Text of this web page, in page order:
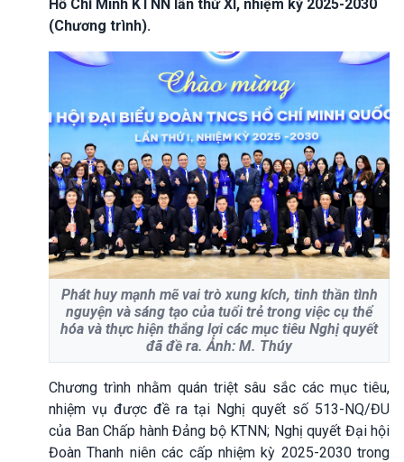
Hồ Chí Minh KTNN lần thứ XI, nhiệm kỳ 2025-2030
(Chương trình).
Phát huy mạnh mẽ vai trò xung kích, tinh thần tình
nguyện và sáng tạo của tuổi trẻ trong việc cụ thể
hóa và thực hiện thắng lợi các mục tiêu Nghị quyết
đã đề ra. Ảnh: M. Thúy
Chương trình nhằm quán triệt sâu sắc các mục tiêu,
nhiệm vụ được đề ra tại Nghị quyết số 513-NQ/ĐU
của Ban Chấp hành Đảng bộ KTNN; Nghị quyết Đại hội
Đoàn Thanh niên các cấp nhiệm kỳ 2025-2030 trong